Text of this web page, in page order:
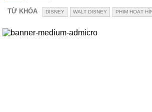
TỪ KHÓA DISNEY WALT DISNEY PHIM HOẠT